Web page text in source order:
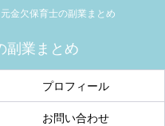
金欠保育士の副業まとめ
プロフィール
お問い合わせ